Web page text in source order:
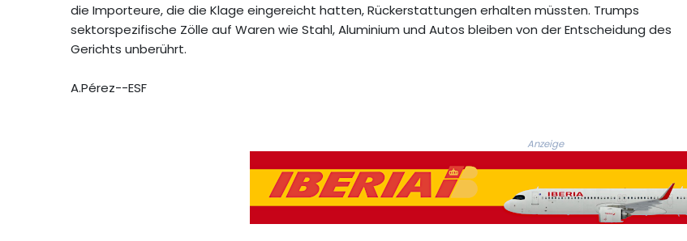
die Importeure, die die Klage eingereicht hatten, Rückerstattungen erhalten müssten. Trumps
sektorspezifische Zölle auf Waren wie Stahl, Aluminium und Autos bleiben von der Entscheidung des
Gerichts unberührt.
A.Pérez--ESF
Anzeige